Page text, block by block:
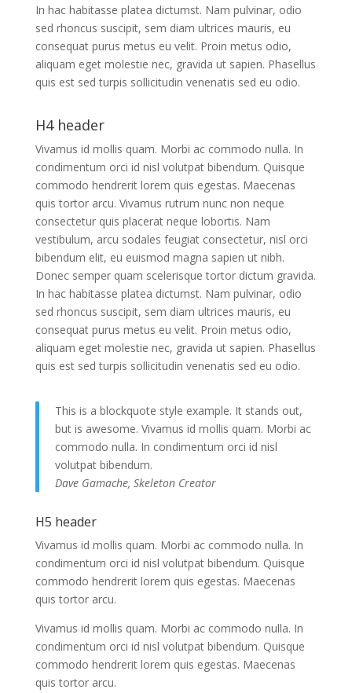
In hac habitasse platea dictumst. Nam pulvinar, odio
sed rhoncus suscipit, sem diam ultrices mauris, eu
consequat purus metus eu velit. Proin metus odio,
aliquam eget molestie nec, gravida ut sapien. Phasellus
quis est sed turpis sollicitudin venenatis sed eu odio.
H4 header
Vivamus id mollis quam. Morbi ac commodo nulla. In
condimentum orci id nisl volutpat bibendum. Quisque
commodo hendrerit lorem quis egestas. Maecenas
quis tortor arcu. Vivamus rutrum nunc non neque
consectetur quis placerat neque lobortis. Nam
vestibulum, arcu sodales feugiat consectetur, nisl orci
bibendum elit, eu euismod magna sapien ut nibh.
Donec semper quam scelerisque tortor dictum gravida.
In hac habitasse platea dictumst. Nam pulvinar, odio
sed rhoncus suscipit, sem diam ultrices mauris, eu
consequat purus metus eu velit. Proin metus odio,
aliquam eget molestie nec, gravida ut sapien. Phasellus
quis est sed turpis sollicitudin venenatis sed eu odio.
This is a blockquote style example. It stands out,
but is awesome. Vivamus id mollis quam. Morbi ac
commodo nulla. In condimentum orci id nisl
volutpat bibendum.
Dave Gamache, Skeleton Creator
H5 header
Vivamus id mollis quam. Morbi ac commodo nulla. In
condimentum orci id nisl volutpat bibendum. Quisque
commodo hendrerit lorem quis egestas. Maecenas
quis tortor arcu.
Vivamus id mollis quam. Morbi ac commodo nulla. In
condimentum orci id nisl volutpat bibendum. Quisque
commodo hendrerit lorem quis egestas. Maecenas
quis tortor arcu.